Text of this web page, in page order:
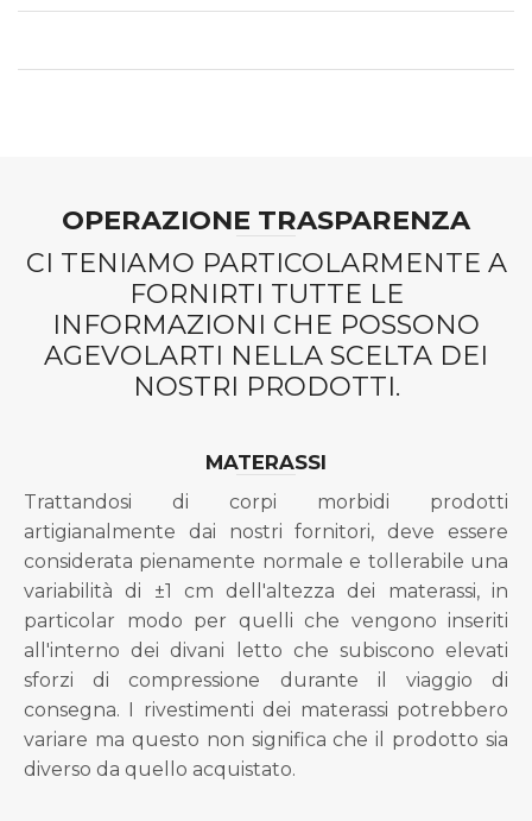
OPERAZIONE TRASPARENZA
CI TENIAMO PARTICOLARMENTE A
FORNIRTI TUTTE LE
INFORMAZIONI CHE POSSONO
AGEVOLARTI NELLA SCELTA DEI
NOSTRI PRODOTTI.
MATERASSI
Trattandosi di corpi morbidi prodotti
artigianalmente dai nostri fornitori, deve essere
considerata pienamente normale e tollerabile una
variabilità di ±1 cm dell'altezza dei materassi, in
particolar modo per quelli che vengono inseriti
all'interno dei divani letto che subiscono elevati
sforzi di compressione durante il viaggio di
consegna. I rivestimenti dei materassi potrebbero
variare ma questo non significa che il prodotto sia
diverso da quello acquistato.